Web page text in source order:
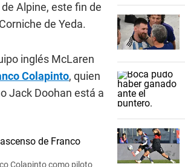
Alpine, este fin de
de Yeda.
inglés McLaren
Colapinto, quien
Jack Doohan está a
Colapinto como piloto